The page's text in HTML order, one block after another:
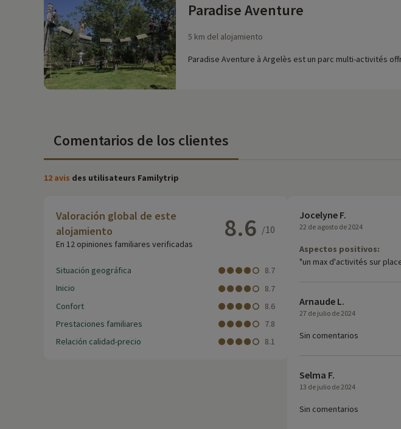
Paradise Aventure
5 km del alojamiento
Paradise Aventure à Argelès est un parc multi-activités
Comentarios de los clientes
12 avis des utilisateurs Familytrip
Valoración global de este
alojamiento
En 12 opiniones familiares verificadas
8.6 /10
Situación geográfica
8.7
Inicio
8.7
Confort
8.6
Prestaciones familiares
7.8
Relación calidad-precio
8.1
Jocelyne F.
22 de agosto de 2024
Aspectos positivos:
"un max d'activités sur
Arnaude L.
27 de julio de 2024
Sin comentarios
Selma F.
13 de julio de 2024
Sin comentarios